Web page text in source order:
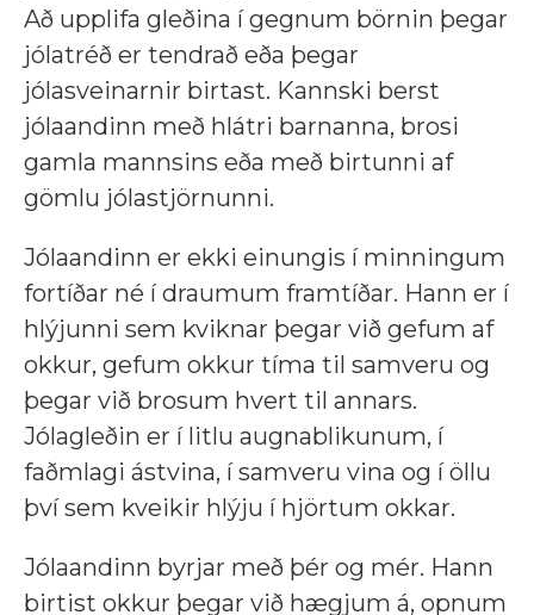
Að upplifa gleðina í gegnum börnin þegar
jólatréð er tendrað eða þegar
jólasveinarnir birtast. Kannski berst
jólaandinn með hlátri barnanna, brosi
gamla mannsins eða með birtunni af
gömlu jólastjörnunni.
Jólaandinn er ekki einungis í minningum
fortíðar né í draumum framtíðar. Hann er í
hlýjunni sem kviknar þegar við gefum af
okkur, gefum okkur tíma til samveru og
þegar við brosum hvert til annars.
Jólagleðin er í litlu augnablikunum, í
faðmlagi ástvina, í samveru vina og í öllu
því sem kveikir hlýju í hjörtum okkar.
Jólaandinn byrjar með þér og mér. Hann
birtist okkur þegar við hægjum á, opnum